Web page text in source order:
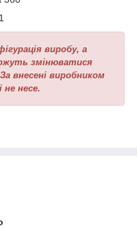
1
виробу, а
змінюватися
внесені виробником
не несе.